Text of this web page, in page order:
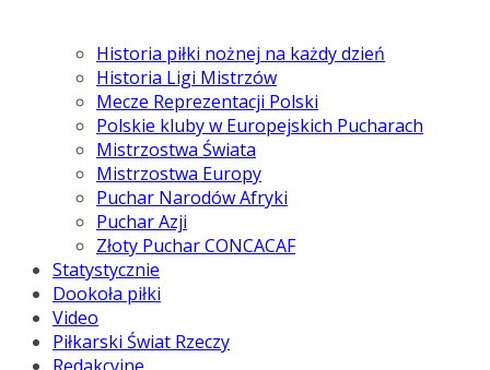
Historia piłki nożnej na każdy dzień
Historia Ligi Mistrzów
Mecze Reprezentacji Polski
Polskie kluby w Europejskich Pucharach
Mistrzostwa Świata
Mistrzostwa Europy
Puchar Narodów Afryki
Puchar Azji
Złoty Puchar CONCACAF
Statystycznie
Dookoła piłki
Video
Piłkarski Świat Rzeczy